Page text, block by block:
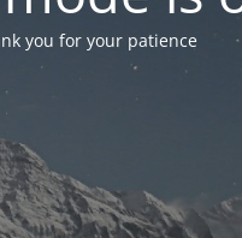
you for your patience!